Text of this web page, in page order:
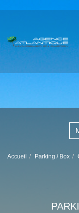
Accueil Parking / Box